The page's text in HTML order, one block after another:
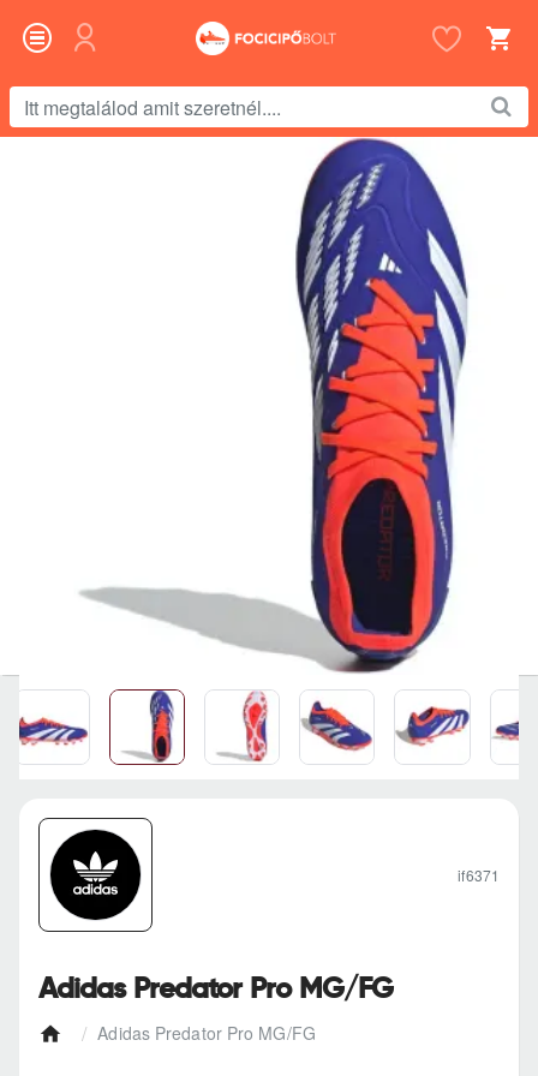
megtalálod
Adidas Predator Pro MG/FG
Adidas Predator Pro MG/FG
if6371